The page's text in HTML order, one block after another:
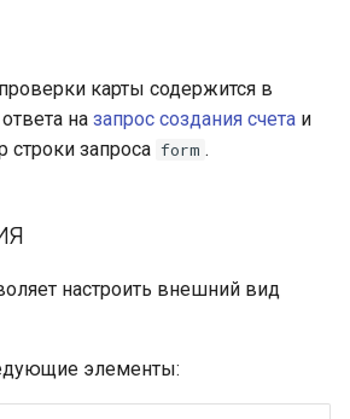
Статус проверки карты
Создание заказа Яндекс
карты содержится в
ответа на запрос создания счета и
строки запроса form .
настроить внешний вид
элементы: